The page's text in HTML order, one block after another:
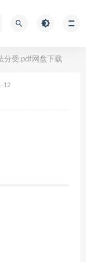
分受.pdf网盘下载
12